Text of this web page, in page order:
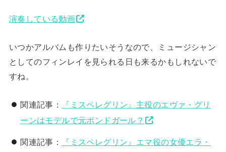
演奏している動画
いつかアルバムも作りたいそうなので、ミュージシャン
としてのフィンレイを見られる日も来るかもしれないで
すね。
関連記事：
『ミスペレグリン』主役のエヴァ・グリ
ーンはモデルで元ボンドガール？
関連記事：
『ミスペレグリン』エマ役の女優エラ・